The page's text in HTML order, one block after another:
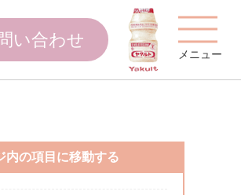
い合わせ
メニュー
内の項目に移動する